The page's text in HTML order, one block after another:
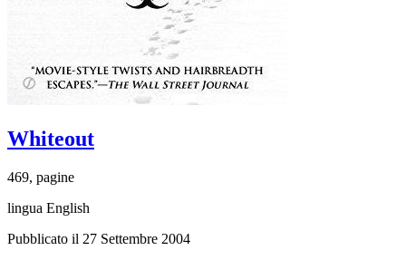
Whiteout
469, pagine
lingua English
Pubblicato il 27 Settembre 2004